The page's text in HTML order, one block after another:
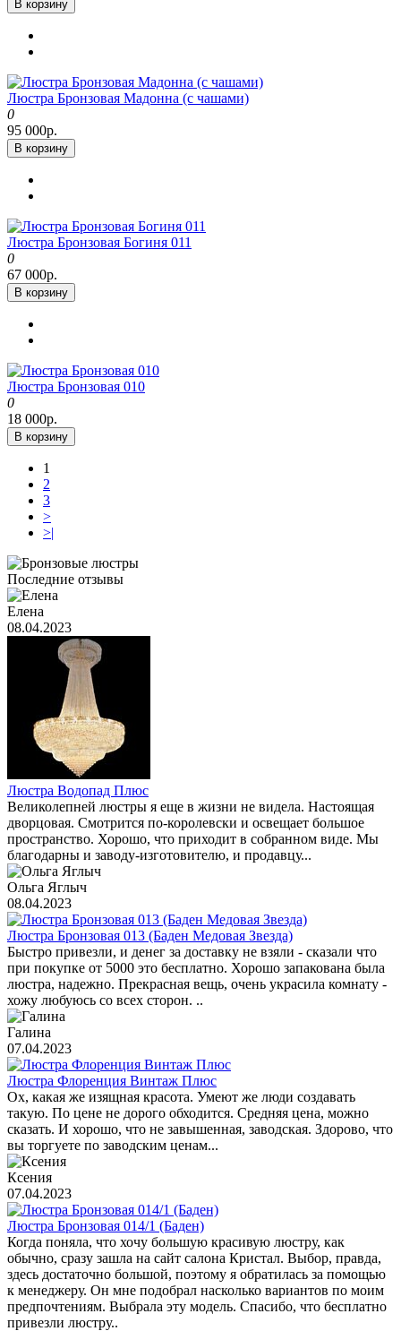
В корзину
Люстра Бронзовая Мадонна (с чашами)
0
95 000р.
В корзину
Люстра Бронзовая Богиня 011
0
67 000р.
В корзину
Люстра Бронзовая 010
0
18 000р.
В корзину
1
2
3
>
>|
Последние отзывы
Елена
08.04.2023
Люстра Водопад Плюс
Великолепней люстры я еще в жизни не видела. Настоящая
дворцовая. Смотрится по-королевски и освещает большое
пространство. Хорошо, что приходит в собранном виде. Мы
благодарны и заводу-изготовителю, и продавцу...
Ольга Яглыч
08.04.2023
Люстра Бронзовая 013 (Баден Медовая Звезда)
Быстро привезли, и денег за доставку не взяли - сказали что
при покупке от 5000 это бесплатно. Хорошо запакована была
люстра, надежно. Прекрасная вещь, очень украсила комнату -
хожу любуюсь со всех сторон. ..
Галина
07.04.2023
Люстра Флоренция Винтаж Плюс
Ох, какая же изящная красота. Умеют же люди создавать
такую. По цене не дорого обходится. Средняя цена, можно
сказать. И хорошо, что не завышенная, заводская. Здорово, что
вы торгуете по заводским ценам...
Ксения
07.04.2023
Люстра Бронзовая 014/1 (Баден)
Когда поняла, что хочу большую красивую люстру, как
обычно, сразу зашла на сайт салона Кристал. Выбор, правда,
здесь достаточно большой, поэтому я обратилась за помощью
к менеджеру. Он мне подобрал насколько вариантов по моим
предпочтениям. Выбрала эту модель. Спасибо, что бесплатно
привезли люстру..